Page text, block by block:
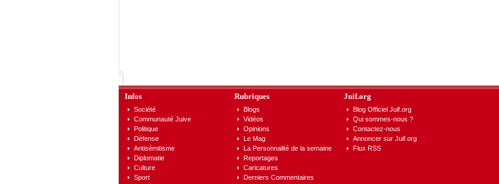
Infos
Société
Communauté Juive
Politique
Défense
Antisémitisme
Diplomatie
Culture
Sport
Rubriques
Blogs
Vidéos
Opinions
Le Mag
La Personnalité de la semaine
Reportages
Caricatures
Derniers Commentaires
Juif.org
Blog Officiel Juif.org
Qui sommes-nous ?
Contactez-nous
Annoncer sur Juif.org
Flux RSS